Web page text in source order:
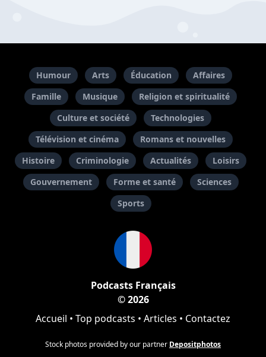
Humour Arts Éducation
Affaires
Famille
Musique
Religion et spiritualité
Culture et société
Technologies
Télévision et cinéma
Romans et nouvelles
Histoire
Criminologie Actualités
Loisirs
Gouvernement
Forme et santé
Sciences
Sports
Podcasts Français
© 2026
Accueil • Top podcasts • Articles • Contactez
Stock photos provided by our partner Depositphotos